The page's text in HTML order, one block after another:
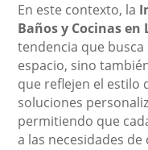
En este contexto, la
Baños y Cocinas en
tendencia que
espacio, sino
que reflejen el estilo
soluciones
permitiendo que
a las necesidades de